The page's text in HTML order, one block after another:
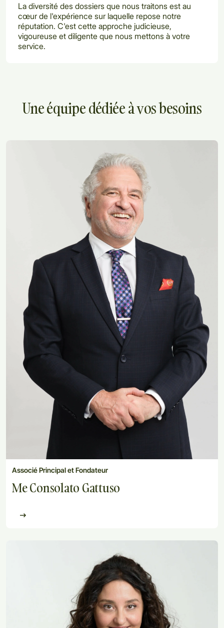
La diversité des dossiers que nous traitons est au
cœur de l'expérience sur laquelle repose notre
réputation. C'est cette approche judicieuse,
vigoureuse et diligente que nous mettons à votre
service.
Une équipe dédiée à vos besoins
Associé Principal et Fondateur
Me Consolato Gattuso